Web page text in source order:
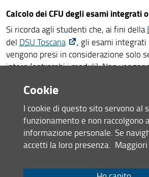
Calcolo dei CFU degli esami integrati
Si ricorda agli studenti che, ai fini della
del DSU Toscana
, gli esami integrati
vengono presi in considerazione solo
intero (entrambi i moduli). Non
Quanto sopra non vale per la scelta
In ogni caso dalla sessione estiva
è più possibile sostenere esami su
integrati.
Condividi
Cookie
I cookie di questo sito servono al
funzionamento e non raccolgono
informazione personale. Se
accetti la loro presenza.